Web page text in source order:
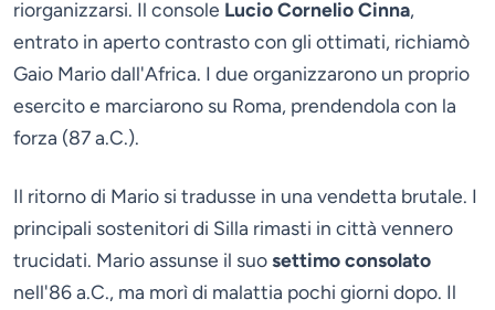
riorganizzarsi. Il console Lucio Cornelio Cinna,
entrato in aperto contrasto con gli ottimati, richiamò
Gaio Mario dall'Africa. I due organizzarono un proprio
esercito e marciarono su Roma, prendendola con la
forza (87 a.C.).
Il ritorno di Mario si tradusse in una vendetta brutale. I
principali sostenitori di Silla rimasti in città vennero
trucidati. Mario assunse il suosettimo consolato
nell'86 a.C., ma morì di malattia pochi giorni dopo. Il